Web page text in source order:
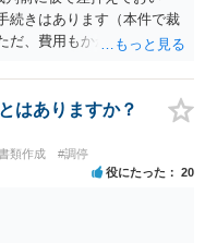
続きはあります（本件で裁
だ、費用もかかりますし、
聞いてみましょう。
はありますか？
類作成 #調停
役にたった 20